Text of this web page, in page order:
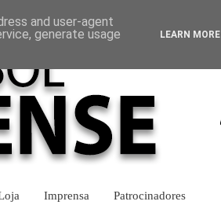
Imprensa Patrocinadores
and user-agent
generate usage
LEARN MORE